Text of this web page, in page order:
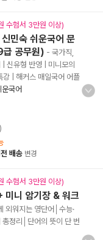
수험서 3만원 이상)
민숙 쉬운국어 문
공무원) - 국가직,
신유형 반영 | 미니모의
| 해커스 매일국어 어플
국어
배송 변경
수험서 3만원 이상)
미니 암기장 & 워크
외워지는 영단어│수능·
정리│단어의 뜻이 단 번